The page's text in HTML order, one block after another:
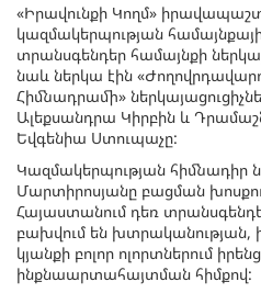
«Իրավունքի Կողմ»
կազմակերպության
տրանսգենդեր համայնքի
նաև ներկա էին
Հիմնադրամի»
Ալեքսանդրա Կիրբին և
Եվգենիա Ստուպաչը:
Կազմակերպության հիմնադիր
Մարտիրոսյանը բացման
Հայաստանում դեռ
բախվում են խտրականության,
կյանքի բոլոր ոլորտներում
ինքնաարտահայտման հիմքով: